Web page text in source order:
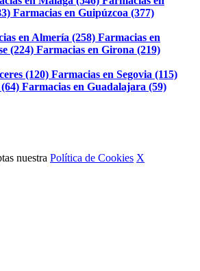
Farmacias en Guipúzcoa (377)
en Almería (258) Farmacias en
(224) Farmacias en Girona (219)
(120) Farmacias en Segovia (115)
Farmacias en Guadalajara (59)
nuestra Política de Cookies X